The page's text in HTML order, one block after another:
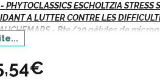
- PHYTOCLASSICSESCHOLTZIA STRESS
A LUTTER CONTRE LES
- Bte/30 gélules de
: